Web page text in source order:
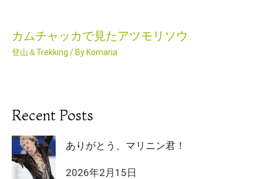
カムチャッカで見たアツモリソウ
登山＆Trekking / By Komaria
Recent Posts
ありがとう、マリニン君！
2026年2月15日